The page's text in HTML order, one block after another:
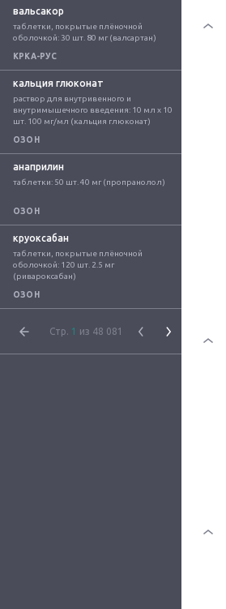
вальсакор
таблетки, покрытые плёночной
оболочкой: 30 шт. 80 мг (валсартан)
КРКА-РУС
кальция глюконат
раствор для внутривенного и
внутримышечного введения: 10 мл x 10
шт. 100 мг/мл (кальция глюконат)
ОЗОН
анаприлин
таблетки: 50 шт. 40 мг (пропранолол)
ОЗОН
круоксабан
таблетки, покрытые плёночной
оболочкой: 120 шт. 2.5 мг
(ривароксабан)
ОЗОН
Стр. 1 из 48 081